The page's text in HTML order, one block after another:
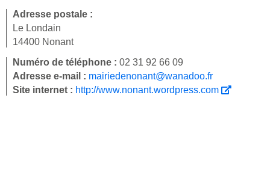
Adresse postale :
Le Londain
14400 Nonant
Numéro de téléphone : 02 31 92 66 09
Adresse e-mail : mairiedenonant@wanadoo.fr
Site internet : http://www.nonant.wordpress.com